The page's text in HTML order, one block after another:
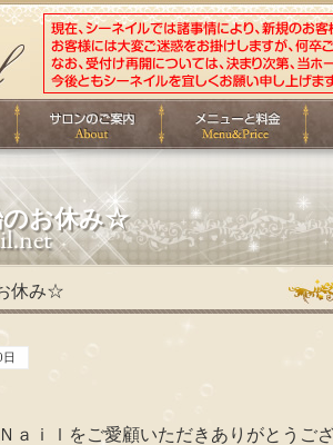
のお休み☆
休み☆
ａｉｌをご愛顧いただきありがとうご